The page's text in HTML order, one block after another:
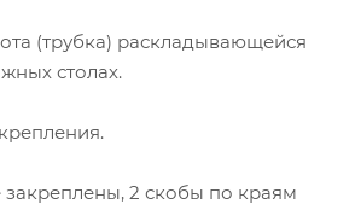
(трубка) раскладывающейся
столах.
закреплены, 2 скобы по краям